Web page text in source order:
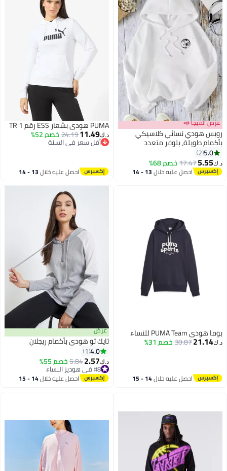
عرض الميجا 📣
رويس هودي نسائي كلاسيكي
بأكمام طويلة، بلوفر متعدد
الاستخدامات، مع غطاء رأس برباط
وجيب كنغر، ملابس كاجوال، نمط
الشارع، أنشطة خارجية خفيفة
5.0
2
د.ك‏5.55
17.47خصم 68%
احصل عليه خلال 13 - 14
PUMA هودي بشعار ESS رقم 1 TR
د.ك‏11.49
24.19خصم 52%
أقل سعر في السنة
أقل سعر في السنة
احصل عليه خلال 13 - 14
بوما هودي PUMA Team للنساء
د.ك‏21.14
30.87خصم 31%
احصل عليه خلال 14 - 15
عرض
تايك تو هودي بأكمام ريجلان
4.0
1
د.ك‏2.57
5.84خصم 55%
#8 في هوديز النساء
#8 في هوديز النساء احصل عليه خلال 14 - 15